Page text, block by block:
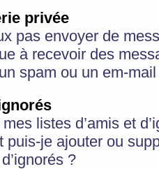
privée
pas envoyer de
à recevoir des
spam ou un em-
listes d’amis et
puis-je ajouter ou
?